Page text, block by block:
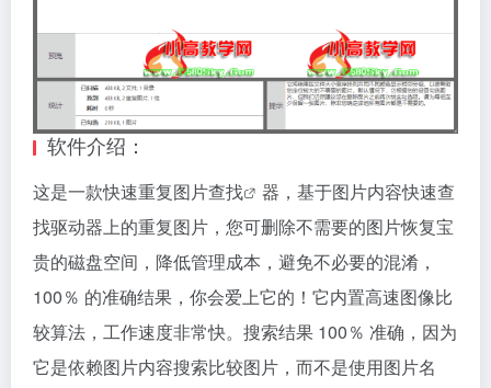
软件介绍：
这是一款快速重复图片查找
器，基于图片内容快速查
找驱动器上的重复图片，您可删除不需要的图片恢复宝
贵的磁盘空间，降低管理成本，避免不必要的混淆，
100％ 的准确结果，你会爱上它的！它内置高速图像比
较算法，工作速度非常快。搜索结果 100％ 准确，因为
它是依赖图片内容搜索比较图片，而不是使用图片名